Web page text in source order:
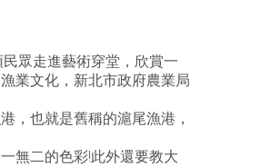
眾走進藝術穿堂，欣賞一
業文化，新北市政府農業局
，也就是舊稱的滬尾漁港，
無二的色彩!此外還要教大